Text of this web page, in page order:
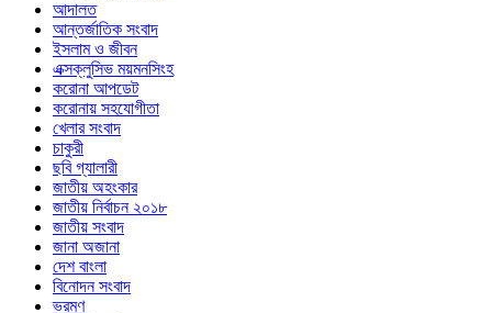
আদালত
আন্তর্জাতিক সংবাদ
ইসলাম ও জীবন
এক্সক্লুসিভ ময়মনসিংহ
করোনা আপডেট
করোনায় সহযোগীতা
খেলার সংবাদ
চাকুরী
ছবি গ্যালারী
জাতীয় অহংকার
জাতীয় নির্বাচন ২০১৮
জাতীয় সংবাদ
জানা অজানা
দেশ বাংলা
বিনোদন সংবাদ
ভ্রমণ